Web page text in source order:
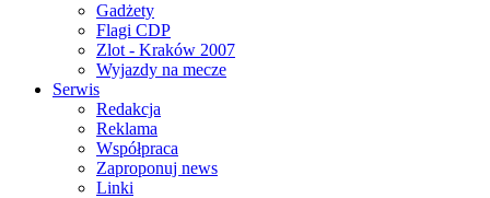
Gadżety
Flagi CDP
Zlot - Kraków 2007
Wyjazdy na mecze
Serwis
Redakcja
Reklama
Współpraca
Zaproponuj news
Linki